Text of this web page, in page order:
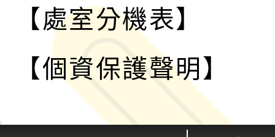
【處室分機表】
【個資保護聲明】